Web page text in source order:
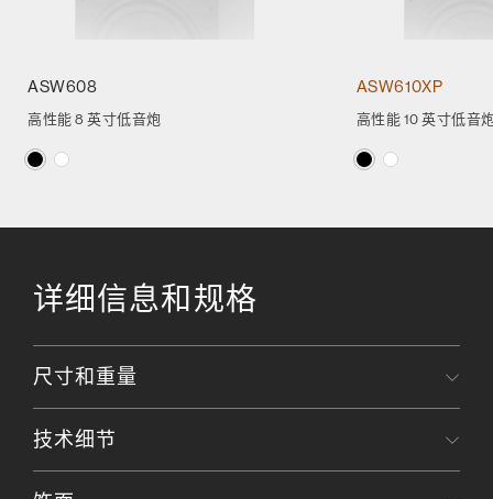
ASW608
高性能 8 英寸低音炮
ASW610XP
高性能 10 英寸低音
详细信息和规格
尺寸和重量
技术细节